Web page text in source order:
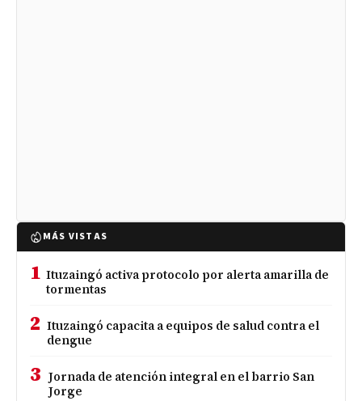
MÁS VISTAS
1 Ituzaingó activa protocolo por alerta amarilla de
tormentas
2 Ituzaingó capacita a equipos de salud contra el
dengue
3 Jornada de atención integral en el barrio San
Jorge